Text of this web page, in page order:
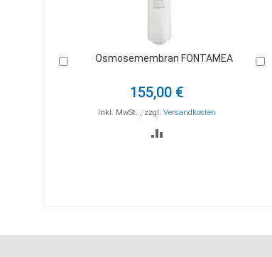
Osmosemembran FONTAMEA
155,00 €
Inkl. MwSt. , zzgl.Versandkosten